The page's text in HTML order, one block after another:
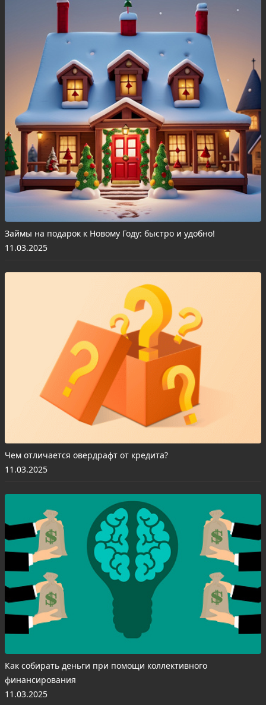
Займы на подарок к Новому Году: быстро и удобно!
11.03.2025
Чем отличается овердрафт от кредита?
11.03.2025
Как собирать деньги при помощи коллективного
финансирования
11.03.2025